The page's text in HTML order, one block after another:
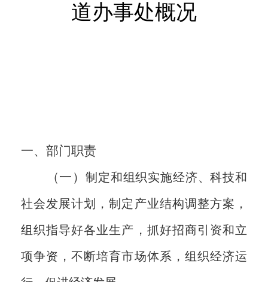
道办事处概况
一、 部门职责
（一）制定和组织实施经济、科技和
社会发展计划，制定产业结构调整方案，
组织指导好各业生产，抓好招商引资和立
项争资，不断培育市场体系，组织经济运